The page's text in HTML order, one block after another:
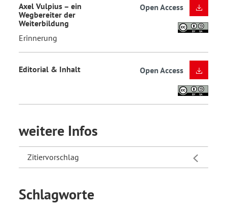
Axel Vulpius – ein
Wegbereiter der
Weiterbildung
Erinnerung
Open Access
Editorial & Inhalt Open Access
weitere Infos
Zitiervorschlag
Schlagworte